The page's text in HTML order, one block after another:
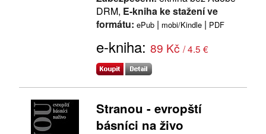
DRM, E-kniha ke stažení ve
formátu: ePub | mobi/Kindle | PDF
e-kniha: 89 Kč / 4.5 €
Stranou - evropští
básníci na živo